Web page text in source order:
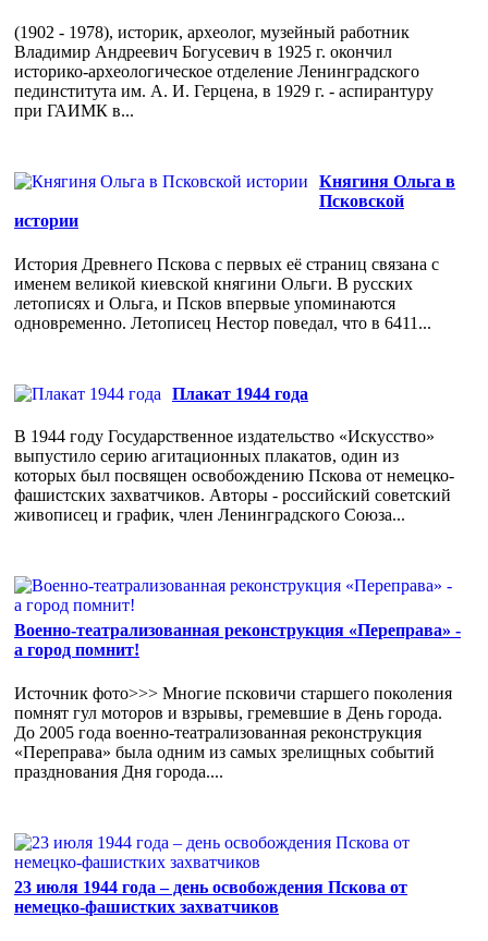
(1902 - 1978), историк, археолог, музейный работник
Владимир Андреевич Богусевич в 1925 г. окончил
историко-археологическое отделение Ленинградского
пединститута им. А. И. Герцена, в 1929 г. - аспирантуру
при ГАИМК в...
Княгиня Ольга в
Псковской
истории
История Древнего Пскова с первых её страниц связана с
именем великой киевской княгини Ольги. В русских
летописях и Ольга, и Псков впервые упоминаются
одновременно. Летописец Нестор поведал, что в 6411...
Плакат 1944 года
В 1944 году Государственное издательство «Искусство»
выпустило серию агитационных плакатов, один из
которых был посвящен освобождению Пскова от немецко-
фашистских захватчиков. Авторы - российский советский
живописец и график, член Ленинградского Союза...
Военно-театрализованная реконструкция «Переправа» -
а город помнит!
Источник фото>>> Многие псковичи старшего поколения
помнят гул моторов и взрывы, гремевшие в День города.
До 2005 года военно-театрализованная реконструкция
«Переправа» была одним из самых зрелищных событий
празднования Дня города....
23 июля 1944 года – день освобождения Пскова от
немецко-фашистких захватчиков